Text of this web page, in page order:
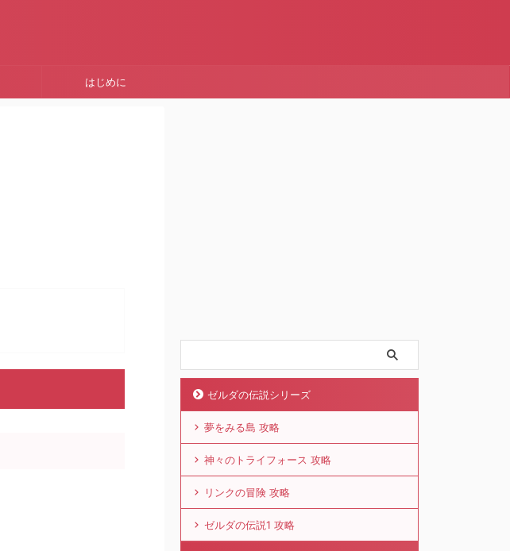
はじめに
ゼルダの伝説シリーズ
夢をみる島 攻略
神々のトライフォース 攻略
リンクの冒険 攻略
ゼルダの伝説1 攻略